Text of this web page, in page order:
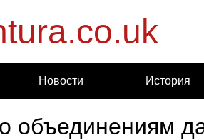
Новости История
объединениям